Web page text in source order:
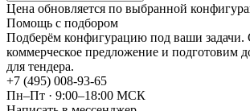
Цена обновляется по выбранной
Помощь с подбором
Подберём конфигурацию под ваши
коммерческое предложение и подготовим
для тендера.
+7 (495) 008-93-65
Пн–Пт · 9:00–18:00 МСК